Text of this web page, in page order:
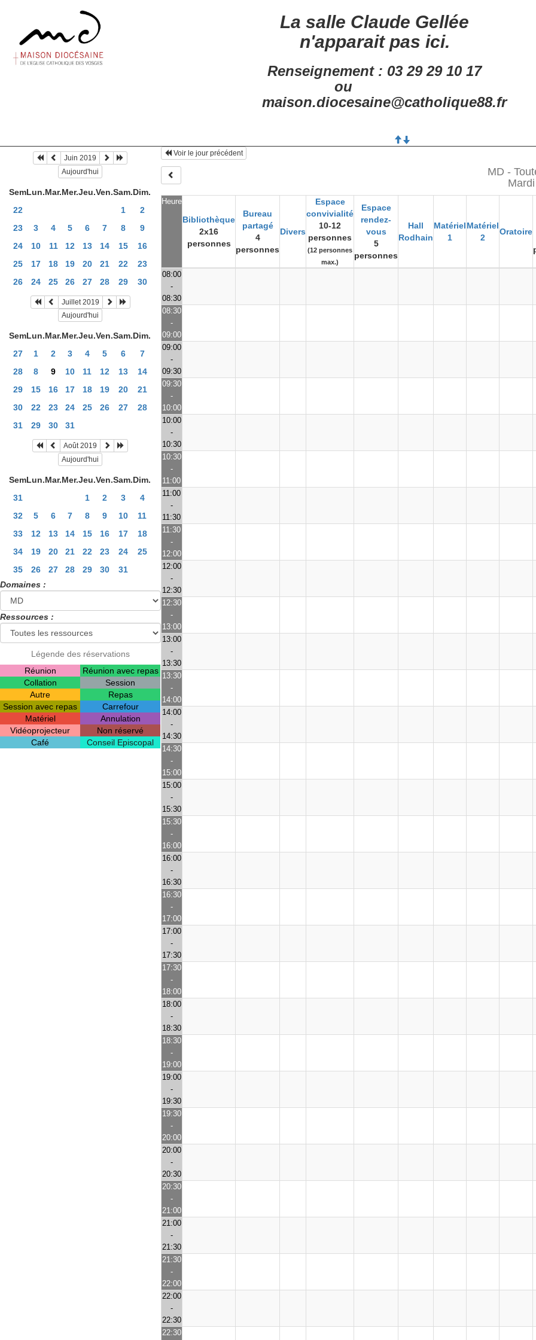
La salle Claude Gellée
n'apparait pas ici.
Renseignement : 03 29 29 10 17
ou
maison.diocesaine@catholique88.fr
Juin 2019
Aujourd'hui
SemLun.Mar.Mer.Jeu.Ven.Sam.Dim.
22
1
2
23
3 4 5 6 7 8
9
24
10 11 12 13 14 15
16
25
17 18 19 20 21 22
23
26
24 25 26 27 28 29 30
Juillet 2019
Aujourd'hui
SemLun.Mar.Mer.Jeu.Ven.Sam.Dim.
27
1 2 3 4 5 6
7
28
8 9 10 11 12 13
14
29
15 16 17 18 19 20
21
30
22 23 24 25 26 27
28
31
29 30 31
Août 2019
Aujourd'hui
SemLun.Mar.Mer.Jeu.Ven.Sam.Dim.
31
1 2 3
4
32
5 6 7 8 9 10
11
33
12 13 14 15 16 17
18
34
19 20 21 22 23 24
25
35
26 27 28 29 30
31
Domaines :
Ressources :
Légende des réservations
Réunion
Réunion avec repas
Collation
Session
Autre
Repas
Session avec repas
Carrefour
Matériel
Annulation
Vidéoprojecteur
Non réservé
Café
Conseil Episcopal
Heure
Bibliothèque
2x16
personnes
Bureau
partagé
4
personnes
Divers
Espace
convivialité
10-12
personnes
(12 personnes
max.)
Espace
rendez-
vous
5
personnes
Hall
Rodhain
Matériel
1
Matériel
2
Oratoire
Voir le jour précédent
MD -
08:00
-
08:30
08:30
-
09:00
09:00
-
09:30
09:30
-
10:00
10:00
-
10:30
10:30
-
11:00
11:00
-
11:30
11:30
-
12:00
12:00
-
12:30
12:30
-
13:00
13:00
-
13:30
13:30
-
14:00
14:00
-
14:30
14:30
-
15:00
15:00
-
15:30
15:30
-
16:00
16:00
-
16:30
16:30
-
17:00
17:00
-
17:30
17:30
-
18:00
18:00
-
18:30
18:30
-
19:00
19:00
-
19:30
19:30
-
20:00
20:00
-
20:30
20:30
-
21:00
21:00
-
21:30
21:30
-
22:00
22:00
-
22:30
22:30